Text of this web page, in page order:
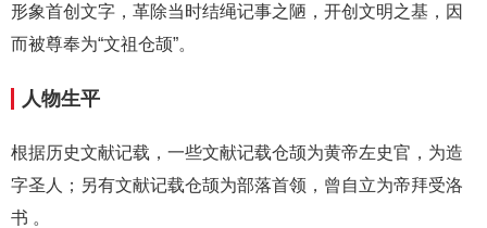
形象首创文字，革除当时结绳记事之陋，开创文明之基，因
而被尊奉为“文祖仓颉”。
人物生平
根据历史文献记载，一些文献记载仓颉为黄帝左史官，为造
字圣人；另有文献记载仓颉为部落首领，曾自立为帝拜受洛
书 。